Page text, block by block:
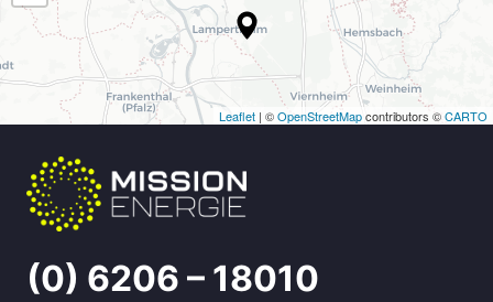
Leaflet | ©OpenStreetMapcontributors ©CARTO
(0) 6206 – 18010